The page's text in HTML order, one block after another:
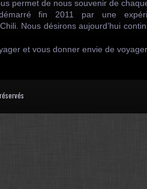
permet de nous souvenir de
fin 2011 par une
Nous désirons aujourd’hui
et vous donner envie de